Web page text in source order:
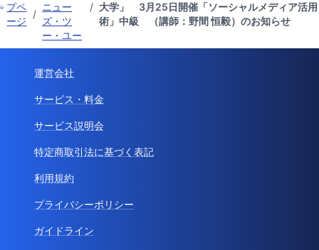
プペ
ージ
/
ニュー
ズ・ツ
ー・ユー
/ 大学」 3月25日開催「ソーシャルメディア活用
術」中級 （講師：野間 恒毅）のお知らせ
運営会社
サービス・料金
サービス説明会
特定商取引法に基づく表記
利用規約
プライバシーポリシー
ガイドライン